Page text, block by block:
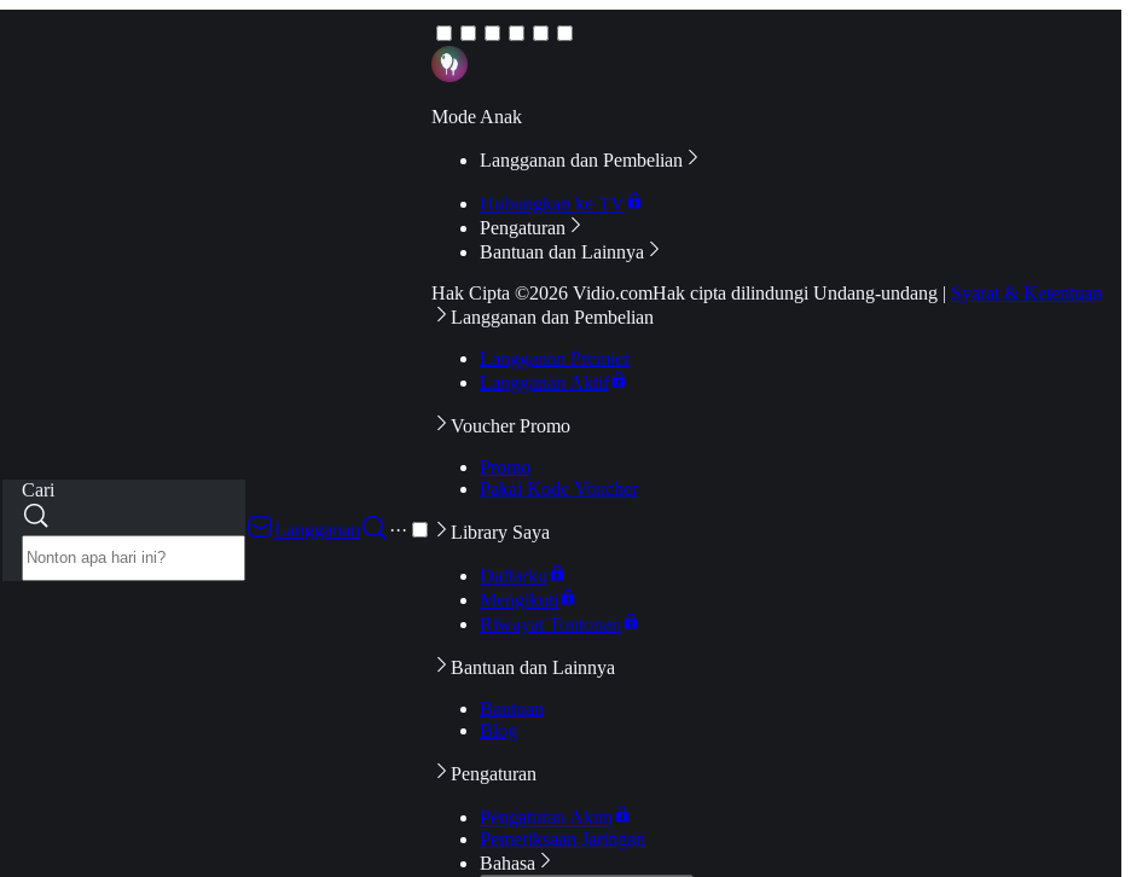
Cari
Langganan
···
Mode Anak
Langganan dan Pembelian
Hubungkan ke TV
Pengaturan
Bantuan dan Lainnya
Hak Cipta ©2026 Vidio.comHak cipta dilindungi Undang-undang | Syarat & Ketentuan
Langganan dan Pembelian
Langganan Premier
Langganan Aktif
Voucher Promo
Promo
Pakai Kode Voucher
Library Saya
Daftarku
Mengikuti
Riwayat Tontonan
Bantuan dan Lainnya
Bantuan
Blog
Pengaturan
Pengaturan Akun
Pemeriksaan Jaringan
Bahasa